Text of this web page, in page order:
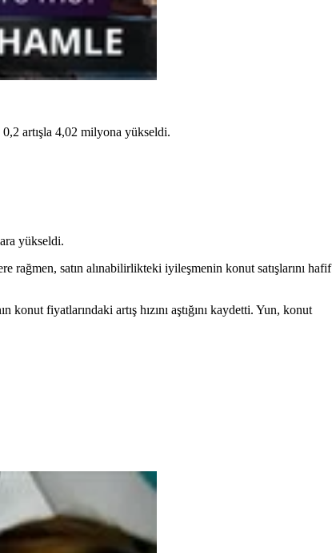
0,2 artışla 4,02 milyona yükseldi.
yükseldi.
satın alınabilirlikteki iyileşmenin konut satışlarını hafif
fiyatlarındaki artış hızını aştığını kaydetti. Yun, konut